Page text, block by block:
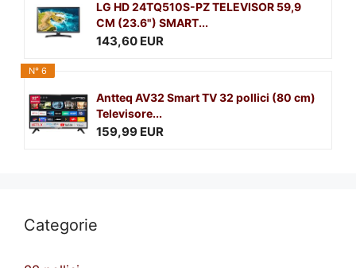
LG HD 24TQ510S-PZ TELEVISOR 59,9
CM (23.6") SMART...
143,60 EUR
N° 6
Antteq AV32 Smart TV 32 pollici (80 cm)
Televisore...
159,99 EUR
Categorie